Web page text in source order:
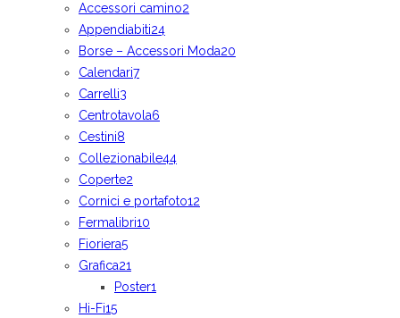
Accessori camino2
Appendiabiti24
Borse – Accessori Moda20
Calendari7
Carrelli3
Centrotavola6
Cestini8
Collezionabile44
Coperte2
Cornici e portafoto12
Fermalibri10
Fioriera5
Grafica21
Poster1
Hi-Fi15